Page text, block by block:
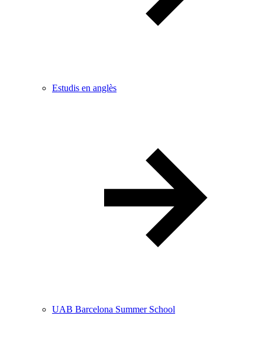
Estudis en anglès
UAB Barcelona Summer School